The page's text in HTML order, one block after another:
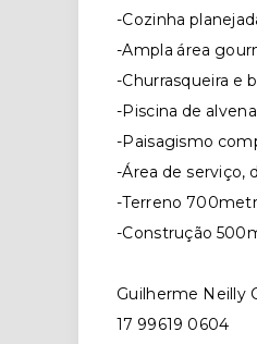
-Cozinha
-Ampla área
-Churrasqueira e
-Piscina de
-Paisagismo
-Área de serviço,
-Terreno
-Construção
Guilherme Neilly
17 99619 0604